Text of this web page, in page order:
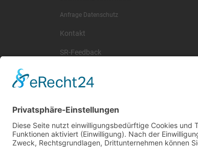
Anfrage Datenschutz
Kontakt
SR-Feedback